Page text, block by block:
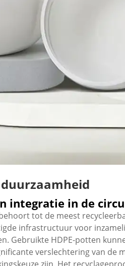
integratie in de
tot de meest
infrastructuur voor
Gebruikte HDPE-potten
verslechtering van de